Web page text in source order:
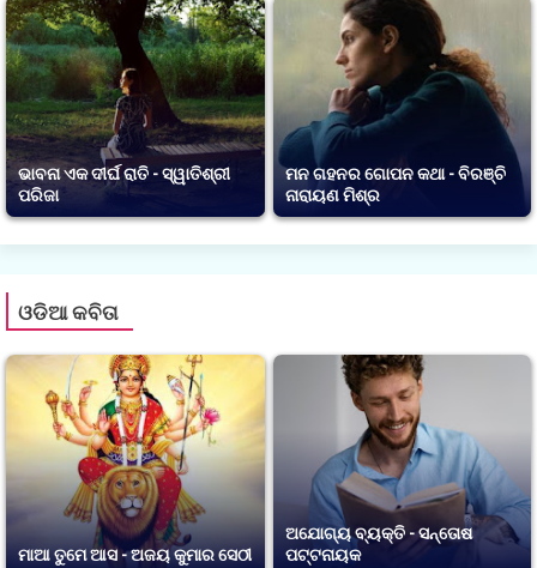
ଭାବନା ଏକ ଦୀର୍ଘ ରାତି - ସ୍ୱାତିଶ୍ରୀ
ପରିଜା
ମନ ଗହନର ଗୋପନ କଥା - ବିରଞ୍ଚି
ନାରାୟଣ ମିଶ୍ର
ଓଡିଆ କବିତା
ମାଆ ତୁମେ ଆସ - ଅଜୟ କୁମାର ସେଠୀ
ଅଯୋଗ୍ୟ ବ୍ୟକ୍ତି - ସନ୍ତୋଷ
ପଟ୍ଟନାୟକ